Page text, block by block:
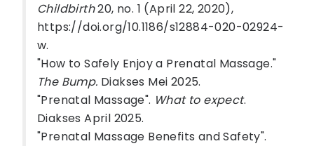
Childbirth20, no. 1 (April 22, 2020),
https://doi.org/10.1186/s12884-020-02924-
w.
"How to Safely Enjoy a Prenatal Massage."
The Bump. Diakses Mei 2025.
"Prenatal Massage". What to expect.
Diakses April 2025.
"Prenatal Massage Benefits and Safety".